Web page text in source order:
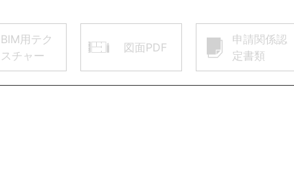
BIM用テク
スチャー
図面PDF
申請関係認
定書類